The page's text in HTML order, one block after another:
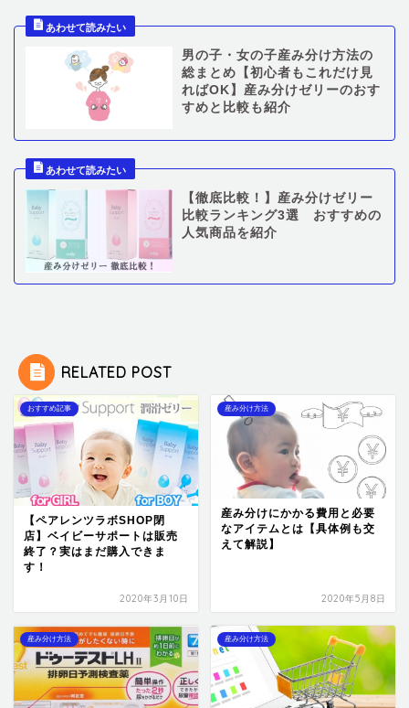
男の子・女の子産み分け方法の
総まとめ【初心者もこれだけ見
ればOK】産み分けゼリーのおす
すめと比較も紹介
【徹底比較！】産み分けゼリー
比較ランキング3選 おすすめの
人気商品を紹介
RELATED POST
おすすめ記事
【ペアレンツラボSHOP閉
店】ベイビーサポートは販売
終了？実はまだ購入できま
す！
2020年3月10日
産み分け方法
産み分けにかかる費用と必要
なアイテムとは【具体例も交
えて解説】
2020年5月8日
産み分け方法 産み分け方法